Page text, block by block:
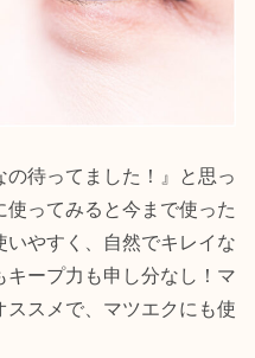
待ってました！』と思っ
ってみると今まで使った
いやすく、自然でキレイな
キープ力も申し分なし！マ
ススメで、マツエクにも使